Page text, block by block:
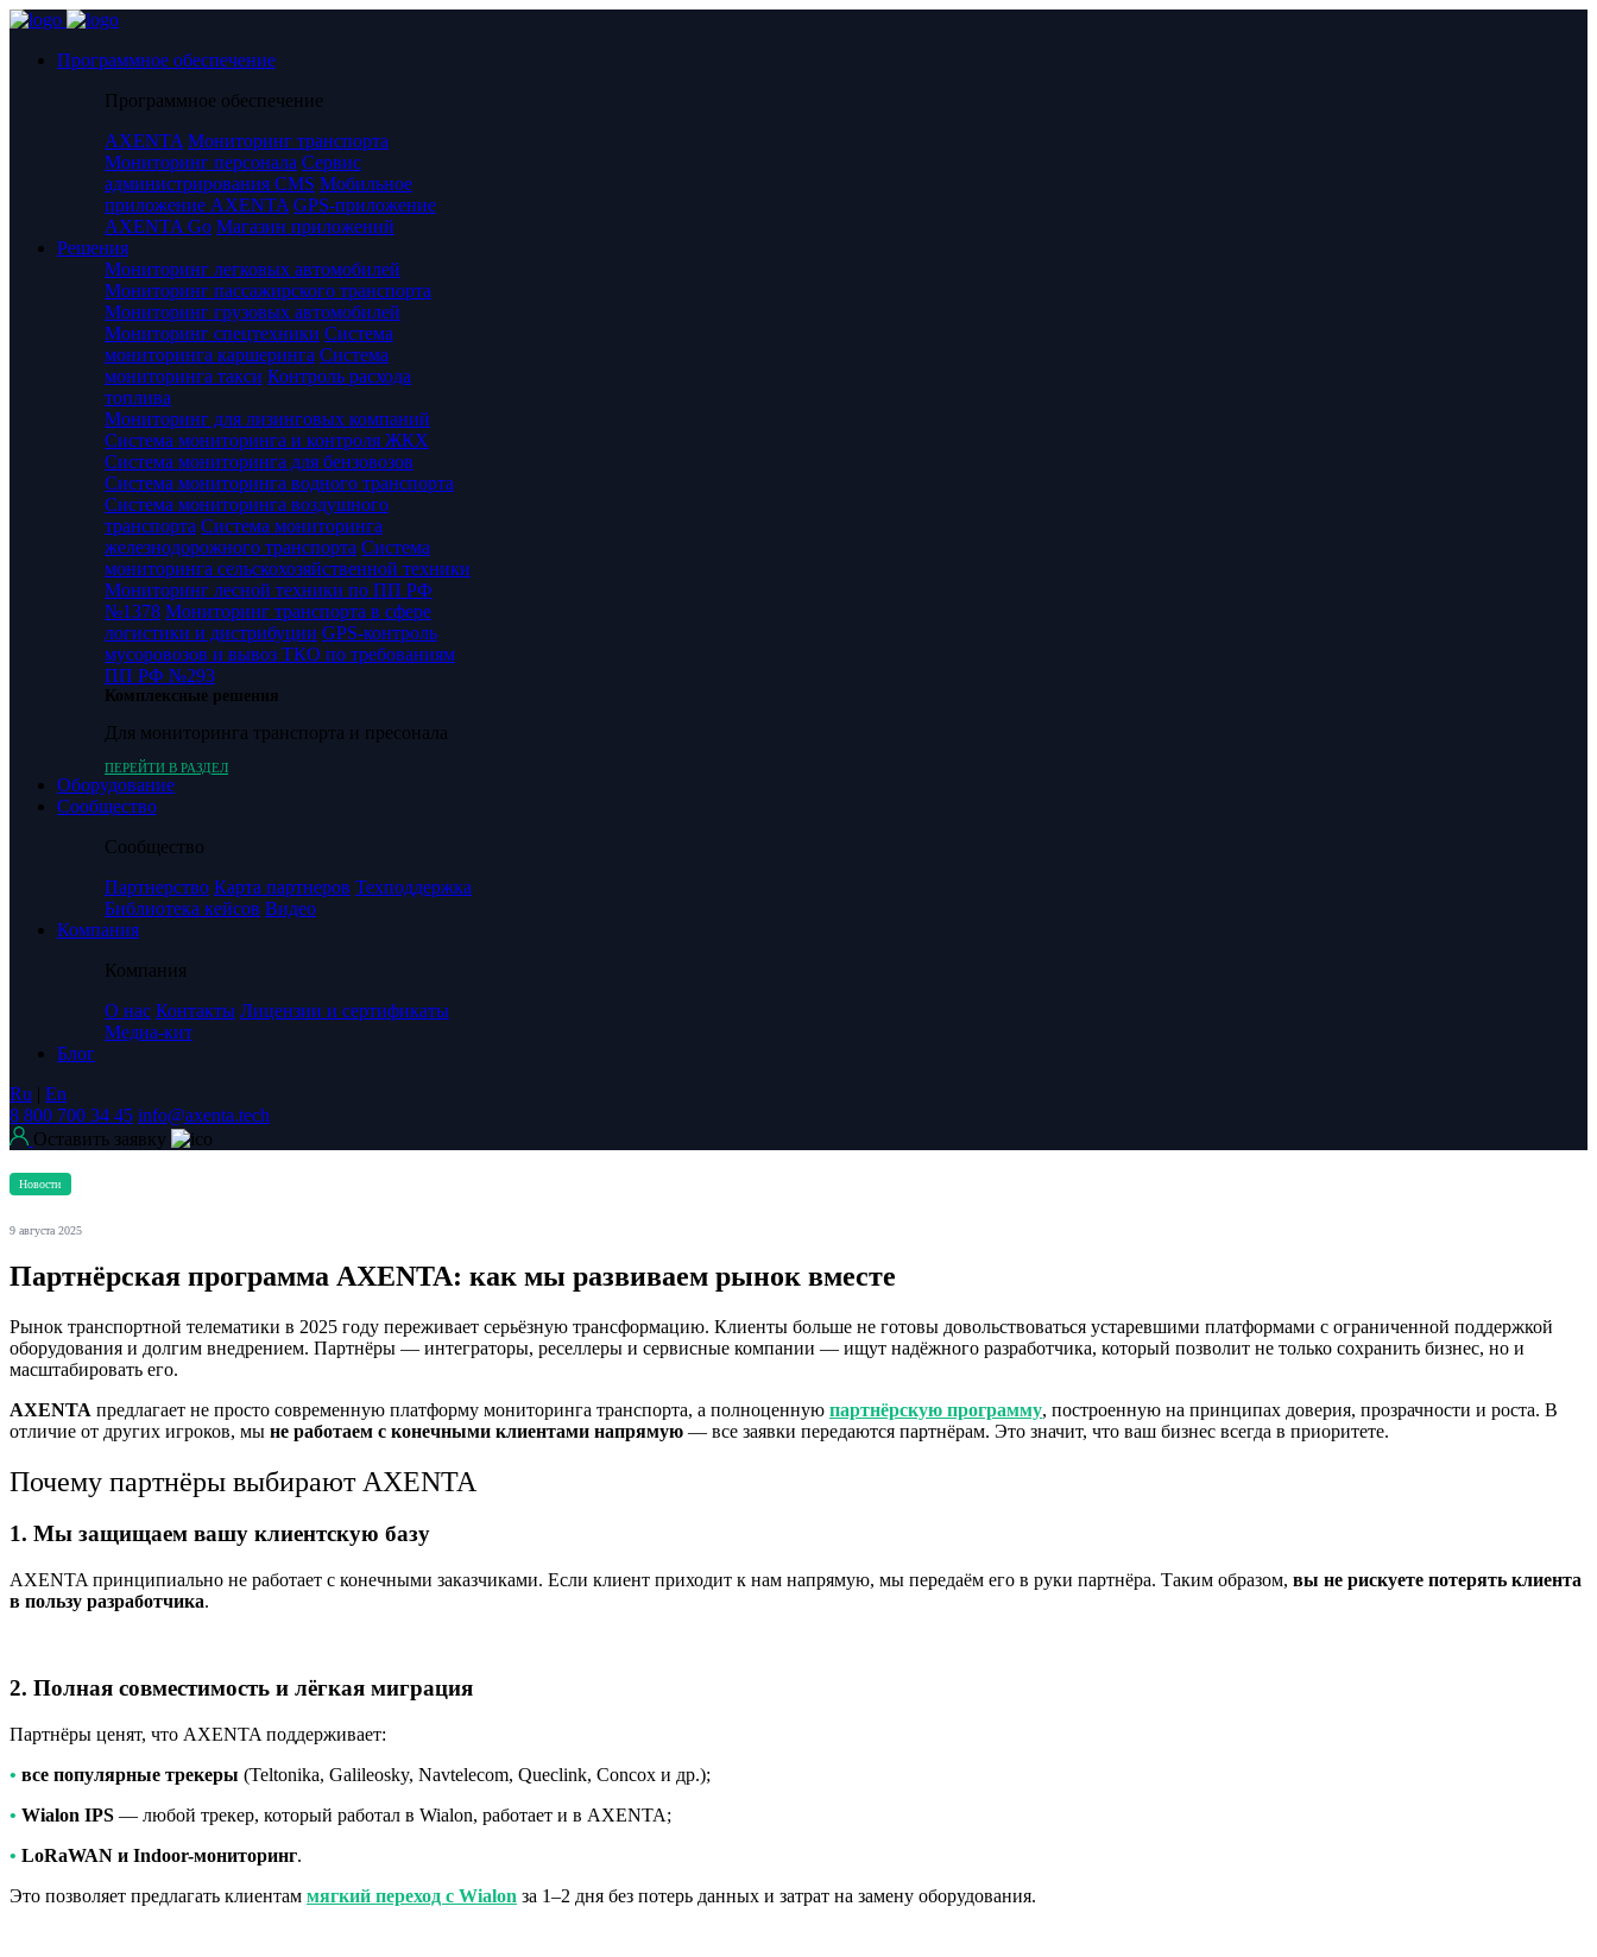
Программное обеспечение
Программное обеспечение
AXENTA Мониторинг транспорта
Мониторинг персонала Сервис
администрирования CMS Мобильное
приложение AXENTA GPS-приложение
AXENTA Go Магазин приложений
Решения
Мониторинг легковых автомобилей
Мониторинг пассажирского транспорта
Мониторинг грузовых автомобилей
Мониторинг спецтехники Система
мониторинга каршеринга Система
мониторинга такси Контроль расхода
топлива
Мониторинг для лизинговых компаний
Система мониторинга и контроля ЖКХ
Система мониторинга для бензовозов
Система мониторинга водного транспорта
Система мониторинга воздушного
транспорта Система мониторинга
железнодорожного транспорта Система
мониторинга сельскохозяйственной техники
Мониторинг лесной техники по ПП РФ
№1378 Мониторинг транспорта в сфере
логистики и дистрибуции GPS-контроль
мусоровозов и вывоз ТКО по требованиям
ПП РФ №293
Комплексные решения
Для мониторинга транспорта и пресонала
ПЕРЕЙТИ В РАЗДЕЛ
Оборудование
Сообщество
Сообщество
Партнерство Карта партнеров Техподдержка
Библиотека кейсов Видео
Компания
Компания
О нас Контакты Лицензии и сертификаты
Медиа-кит
Блог
Ru | En
8 800 700 34 45 info@axenta.tech
Оставить заявку
Новости
9 августа 2025
Партнёрская программа AXENTA: как мы развиваем рынок вместе
Рынок транспортной телематики в 2025 году переживает серьёзную трансформацию. Клиенты больше не готовы довольствоваться устаревшими платформами с ограниченной поддержкой
оборудования и долгим внедрением. Партнёры — интеграторы, реселлеры и сервисные компании — ищут надёжного разработчика, который позволит не только сохранить бизнес, но и
масштабировать его.
AXENTA предлагает не просто современную платформу мониторинга транспорта, а полноценную партнёрскую программу, построенную на принципах доверия, прозрачности и роста. В
отличие от других игроков, мы не работаем с конечными клиентами напрямую — все заявки передаются партнёрам. Это значит, что ваш бизнес всегда в приоритете.
Почему партнёры выбирают AXENTA
1. Мы защищаем вашу клиентскую базу
AXENTA принципиально не работает с конечными заказчиками. Если клиент приходит к нам напрямую, мы передаём его в руки партнёра. Таким образом, вы не рискуете потерять клиента
в пользу разработчика.
2. Полная совместимость и лёгкая миграция
Партнёры ценят, что AXENTA поддерживает:
• все популярные трекеры (Teltonika, Galileosky, Navtelecom, Queclink, Concox и др.);
• Wialon IPS — любой трекер, который работал в Wialon, работает и в AXENTA;
• LoRaWAN и Indoor-мониторинг.
Это позволяет предлагать клиентам мягкий переход с Wialon за 1–2 дня без потерь данных и затрат на замену оборудования.